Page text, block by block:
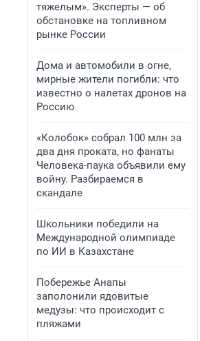
тяжелым». Эксперты — об
обстановке на топливном
рынке России
Дома и автомобили в огне,
мирные жители погибли: что
известно о налетах дронов на
Россию
«Колобок» собрал 100 млн за
два дня проката, но фанаты
Человека-паука объявили ему
войну. Разбираемся в
скандале
Школьники победили на
Международной олимпиаде
по ИИ в Казахстане
Побережье Анапы
заполонили ядовитые
медузы: что происходит с
пляжами